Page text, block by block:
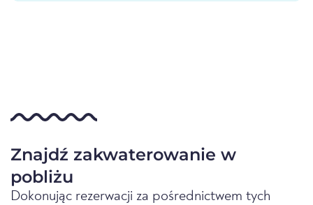
Znajdź zakwaterowanie w
pobliżu
Dokonując rezerwacji za pośrednictwem tych